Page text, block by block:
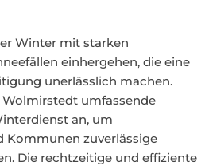
Winter mit starken
einhergehen, die eine
unerlässlich machen.
umfassende
an, um
Kommunen zuverlässige
Die rechtzeitige und effiziente